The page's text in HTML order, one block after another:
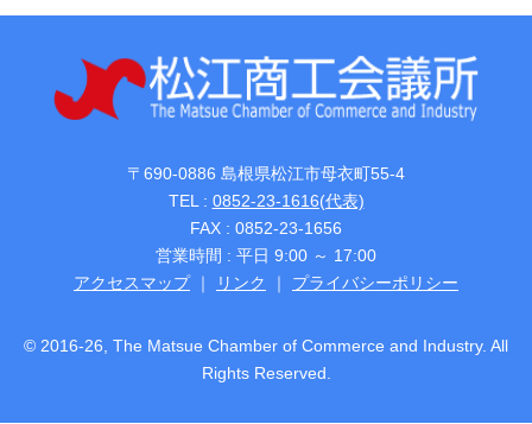
〒690-0886 島根県松江市母衣町55-4
TEL : 0852-23-1616(代表)
FAX : 0852-23-1656
営業時間 : 平日 9:00 ～ 17:00
アクセスマップ｜ リンク ｜ プライバシーポリシー
© 2016-26, The Matsue Chamber of Commerce and Industry. All
Rights Reserved.